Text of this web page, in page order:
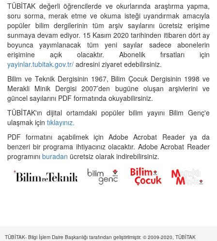
TÜBİTAK değerli öğrencilerde ve okurlarında araştırma yapma,
soru sorma, merak etme ve okuma isteği uyandırmak amacıyla
popüler bilim dergilerinin tüm arşiv sayılarını ücretsiz erişime
sunmaya devam ediyor. 15 Kasım 2020 tarihinden itibaren dört ay
boyunca yayımlanacak tüm yeni sayılar sadece abonelerin
erişimine açık olacaktır. Abonelik fırsatları için
yayinlar.tubitak.gov.tr/ adresini ziyaret edebilirsiniz.
Bilim ve Teknik Dergisinin 1967, Bilim Çocuk Dergisinin 1998 ve
Merakli Minik Dergisi 2007’den bugüne oluşan arşivlerini ve
güncel sayılarını PDF formatında okuyabilirsiniz.
TÜBİTAK'ın dijital ortamdaki popüler bilim yayını Bilim Genç'e
ulaşmak için tıklayınız.
PDF formatını açabilmek için Adobe Acrobat Reader ya da
benzeri bir programa ihtiyacınız olacaktır. Adobe Acrobat Reader
programını buradan ücretsiz olarak indirebilirsiniz.
TÜBİTAK- Bilgi İşlem Daire Başkanlığı tarafından geliştirilmiştir. © 2009-2020, TÜBİTAK